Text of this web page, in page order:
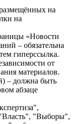
на
на
«Новости
– обязательна
гиперссылка.
от
материалов.
– должна быть
абзаце
"Выборы",